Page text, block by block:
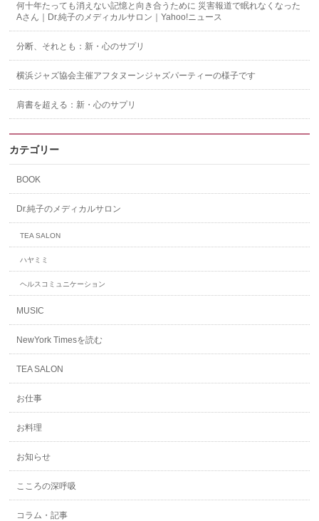
何十年たっても消えない記憶と向き合うために 災害報道で眠れなくなった
Aさん｜Dr.純子のメディカルサロン｜Yahoo!ニュース
分断、それとも：新・心のサプリ
横浜ジャズ協会主催アフタヌーンジャズパーティーの様子です
肩書を超える：新・心のサプリ
カテゴリー
BOOK
Dr.純子のメディカルサロン
TEA SALON
ハヤミミ
ヘルスコミュニケーション
MUSIC
NewYork Timesを読む
TEA SALON
お仕事
お料理
お知らせ
こころの深呼吸
コラム・記事